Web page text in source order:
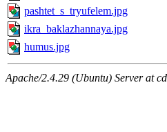
pashtet_s_tryufelem.jpg
ikra_baklazhannaya.jpg
humus.jpg
Apache/2.4.29 (Ubuntu) Server at